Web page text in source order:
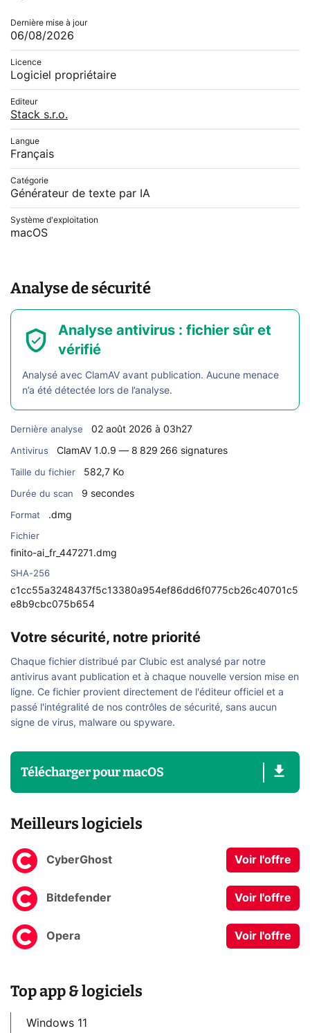
Dernière mise à jour
06/08/2026
Licence
Logiciel propriétaire
Editeur
Stack s.r.o.
Langue
Français
Catégorie
Générateur de texte par IA
Système d'exploitation
macOS
Analyse de sécurité
Analyse antivirus : fichier sûr et
vérifié
Analysé avec ClamAV avant publication. Aucune menace
n’a été détectée lors de l’analyse.
Dernière analyse 02 août 2026 à 03h27
Antivirus ClamAV 1.0.9 — 8 829 266 signatures
Taille du fichier 582,7 Ko
Durée du scan 9 secondes
Format .dmg
Fichier
finito-ai_fr_447271.dmg
SHA-256
c1cc55a3248437f5c13380a954ef86dd6f0775cb26c40701c5
e8b9cbc075b654
Votre sécurité, notre priorité
Chaque fichier distribué par Clubic est analysé par notre
antivirus avant publication et à chaque nouvelle version mise en
ligne. Ce fichier provient directement de l'éditeur officiel et a
passé l'intégralité de nos contrôles de sécurité, sans aucun
signe de virus, malware ou spyware.
TéléchargerpourmacOS
Meilleurs logiciels
CyberGhost Voir l'offre
Bitdefender Voir l'offre
Opera Voir l'offre
Top app & logiciels
Windows 11